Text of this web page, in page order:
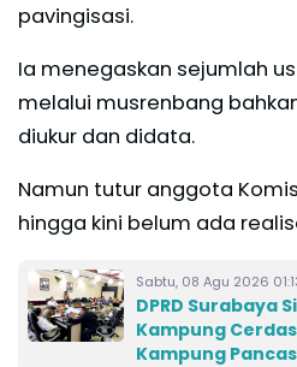
pavingisasi.
Ia menegaskan sejumlah
melalui musrenbang
diukur dan didata.
Namun tutur anggota
hingga kini belum ada
Sabtu, 08 Agu 2026
DPRD Surabaya
Kampung
Kampung